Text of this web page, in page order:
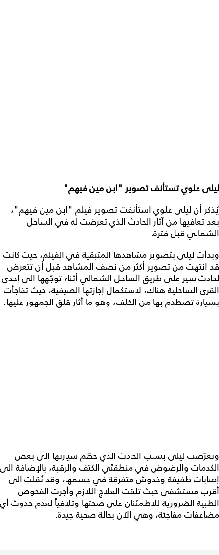
ليلى علوي تستأنف تصوير "ابن مين فيهم"
يُذكر أن ليلى علوي استأنفت تصوير فيلم "ابن مين فيهم"،
بعد تعافيها من آثار الحادث الذي تعرضت له في الساحل
الشمالي قبل فترة.
وبدأت ليلى بتصوير مشاهدها المتبقية في الفيلم، حيث كانت
قد انتهت من تصوير أكثر من نصف المشاهد قبل أن تتعرض
لحادث سير على طريق الساحل الشمالي أثناء توجّهها الى إحدى
القرى الساحلية هناك، لاستكمال إجازتها الصيفية، حيث تفاجأت
بسيارة تصطدم بها من الخلف، وهو ما أثار قلق الجمهور عليها.
وتعرّضت ليلى بسبب الحادث الذي حطّم سيارتها الى بعض
الكدمات والرضوض في منطقتَي الكتف والرقبة، بالإضافة الى
إصابات طفيفة وخدوش متفرقة في جسمها، وقد نُقلت الى
أقرب مستشفى حيث تلقت العلاج اللازم وأجرت الفحوص
الطبية الضرورية للاطمئنان على صحتها وتلافياً لعدم حدوث أي
مضاعفات مفاجئة، وهي الآن بحالة صحية جيدة.